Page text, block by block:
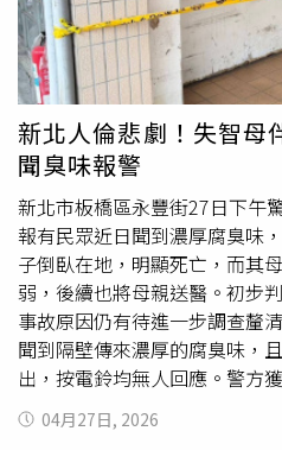
站著，跌倒的風險不是一般人
致流產、胎盤早期剝離、早產。
電圖與心臟超音波檢查，同時
鍵時刻可能救回身邊重要的人
保護傘」，心臟疾病並不會等
箱」，但不知道「0元木瓜」
際使用原料品質之間的關聯。
過程中，已有網友提醒相關指
吳時樹仍持續點名特定門市，
「信義A8新光三越」、「新光
某8百貨」造成外界混淆，影響
書認定，相關言論未符合言論
且對特定店家造成實質損害，
用等罪嫌提起公訴。
新北人倫悲劇！失智
聞臭味報警
新北市板橋區永豐街27日下午
報有民眾近日聞到濃厚腐臭味
子倒臥在地，明顯死亡，而其
弱，後續也將母親送醫。初步
事故原因仍有待進一步調查釐
聞到隔壁傳來濃厚的腐臭味，
出，按電鈴均無人回應。警方
門，一破門驚見兒子倒臥在房內
則呆坐在客廳內，身體相當虛
04月27日, 2026